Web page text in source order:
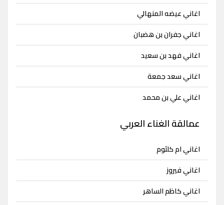
اغاني عيضه المنهالي
اغاني جفران بن هضبان
اغاني فهد بن سعيد
اغاني سعد جمعة
اغاني علي بن محمد
عمالقة الغناء العربي
اغاني ام كلثوم
اغاني فيروز
اغاني كاظم الساهر